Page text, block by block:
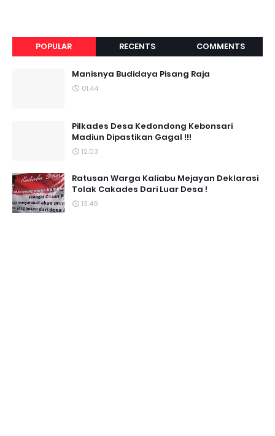
POPULAR RECENTS COMMENTS
Manisnya Budidaya Pisang Raja
01.44
Pilkades Desa Kedondong Kebonsari
Madiun Dipastikan Gagal !!!
12.03
Ratusan Warga Kaliabu Mejayan Deklarasi
Tolak Cakades Dari Luar Desa !
13.49